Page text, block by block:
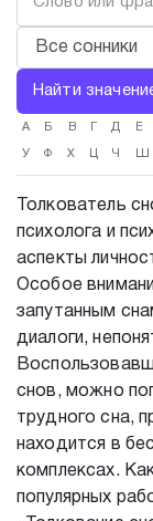
Найти
А Б В Д Е
У Ф Х Ц Ч Ш
Толкователь
психолога и
аспекты
Особое
запутанным
диалоги,
снов, можно
трудного сна,
находится в
комплексах.
популярных